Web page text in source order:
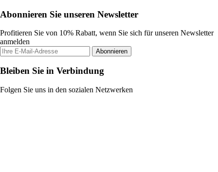
Abonnieren Sie unseren Newsletter
Profitieren Sie von 10% Rabatt, wenn Sie sich für unseren Newsletter
anmelden
Abonnieren
Bleiben Sie in Verbindung
Folgen Sie uns in den sozialen Netzwerken